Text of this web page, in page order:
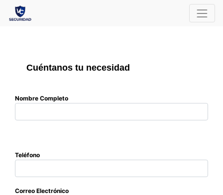
Cuéntanos tu necesidad
Nombre Completo
Teléfono
Correo Electrónico